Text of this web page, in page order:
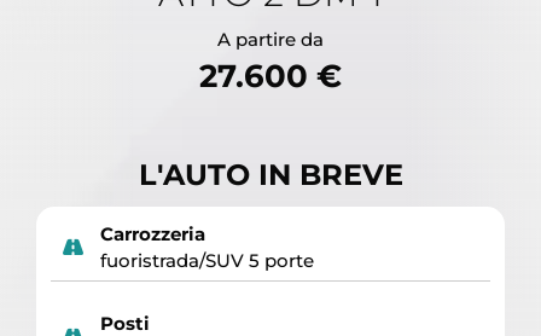
A partire da
27.600 €
L'AUTO IN BREVE
Carrozzeria
fuoristrada/SUV 5 porte
Posti